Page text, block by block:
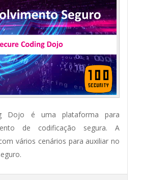
Dojo é uma plataforma para
de codificação segura. A
vários cenários para auxiliar no